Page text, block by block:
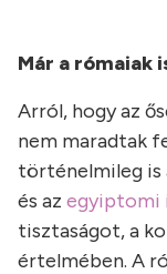
Már a rómaiak
Arról, hogy az
nem maradtak
történelmileg is
és az egyiptomi
tisztaságot, a
értelmében. A